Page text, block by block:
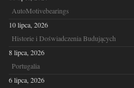
AutoMotivebearings
10 lipca, 2026
Historie i Doświadczenia Budujących
8 lipca, 2026
Portugalia
6 lipca, 2026